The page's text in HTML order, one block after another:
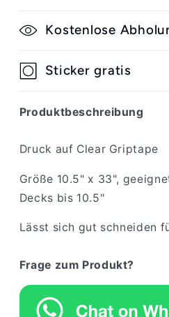
Kostenlose
Sticker gratis
Produktbeschreibung
Druck auf Clear Griptape
Größe 10.5" x 33",
Decks bis 10.5"
Lässt sich gut schneiden
Frage zum Produkt?